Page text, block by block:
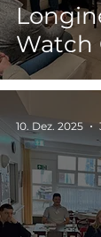
Watch
10. Dez. 2025